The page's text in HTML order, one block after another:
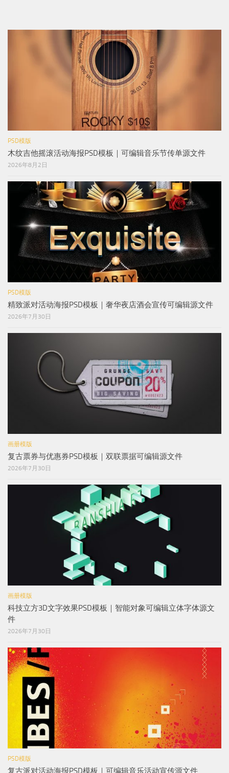
PSD模版
木纹吉他摇滚活动海报PSD模板｜可编辑音乐节传单源文件
2026年8月2日
PSD模版
精致派对活动海报PSD模板｜奢华夜店酒会宣传可编辑源文件
2026年7月30日
画册模版
复古票券与优惠券PSD模板｜双联票据可编辑源文件
2026年7月30日
画册模版
科技立方3D文字效果PSD模板｜智能对象可编辑立体字体源文
件
2026年7月30日
PSD模版
复古派对活动海报PSD模板｜可编辑音乐活动宣传源文件